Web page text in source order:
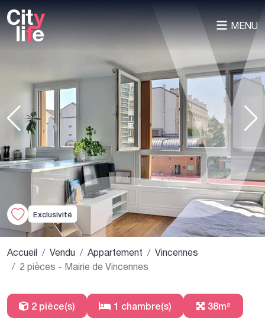
MENU
Exclusivité
Accueil Vendu Appartement
Vincennes
2 pièces - Mairie de Vincennes
2 pièce(s) 1 chambre(s) 38m²